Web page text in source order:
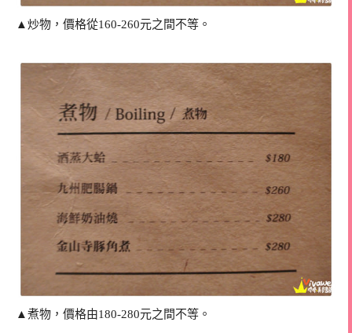
▲炒物，價格從160-260元之間不等。
▲煮物，價格由180-280元之間不等。